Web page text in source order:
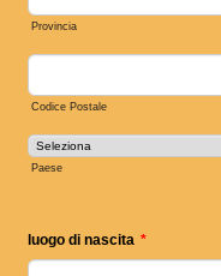
Provincia
Codice Postale
Paese
luogo di nascita *